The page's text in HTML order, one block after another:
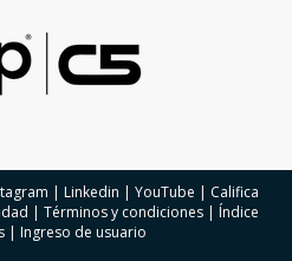
| Linkedin | YouTube | Califica
| Términos y condiciones | Índice
| Ingreso de usuario